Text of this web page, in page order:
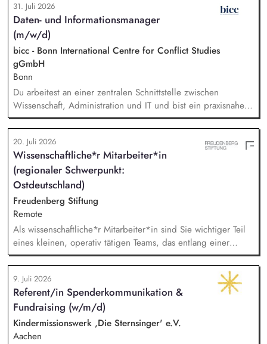
31. Juli 2026
Daten- und Informationsmanager
(m/w/d)
bicc - Bonn International Centre for Conflict Studies
gGmbH
Bonn
Du arbeitest an einer zentralen Schnittstelle zwischen
Wissenschaft, Administration und IT und bist ein praxisnaher
Allrounder in den verschiedenen Themenbereichen. In dieser
Rolle betreust Du unsere Bibliothek, entwickelst unser
Forschungsinformationssystem (FIS) und das institutionelle
Forschungsdatenmanagement (FDM) weiter. Du sicherst die
Qualität und Nachvollziehbarkeit von
Forschungsinformationen und unterstützt durch Analysen,
Kennzahlen und Berichte die strategische Steuerung des
Instituts.
20. Juli 2026
Wissenschaftliche*r Mitarbeiter*in
(regionaler Schwerpunkt:
Ostdeutschland)
Freudenberg Stiftung
Remote
Als wissenschaftliche*r Mitarbeiter*in sind Sie wichtiger Teil
eines kleinen, operativ tätigen Teams, das entlang einer
klaren Programmatik langfristig soziale Innovation
implementiert. Sie unterstützen die Geschäftsführung bei der
Umsetzung der Stiftungsprogrammatik und entwickeln dabei
die Internationalisierungsstrategie der Stiftung weiter. Sie
übersetzen wissenschaftliche Erkenntnisse in
alltagsangebundene Handlungsansätze entlang unserer
Stiftungsprogrammatik.
9. Juli 2026
Referent/in Spenderkommunikation &
Fundraising (w/m/d)
Kindermissionswerk ,Die Sternsinger' e.V.
Aachen